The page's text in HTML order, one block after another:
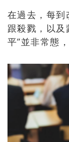
在過去，每到
跟殺戮， 以及
平”並非常態